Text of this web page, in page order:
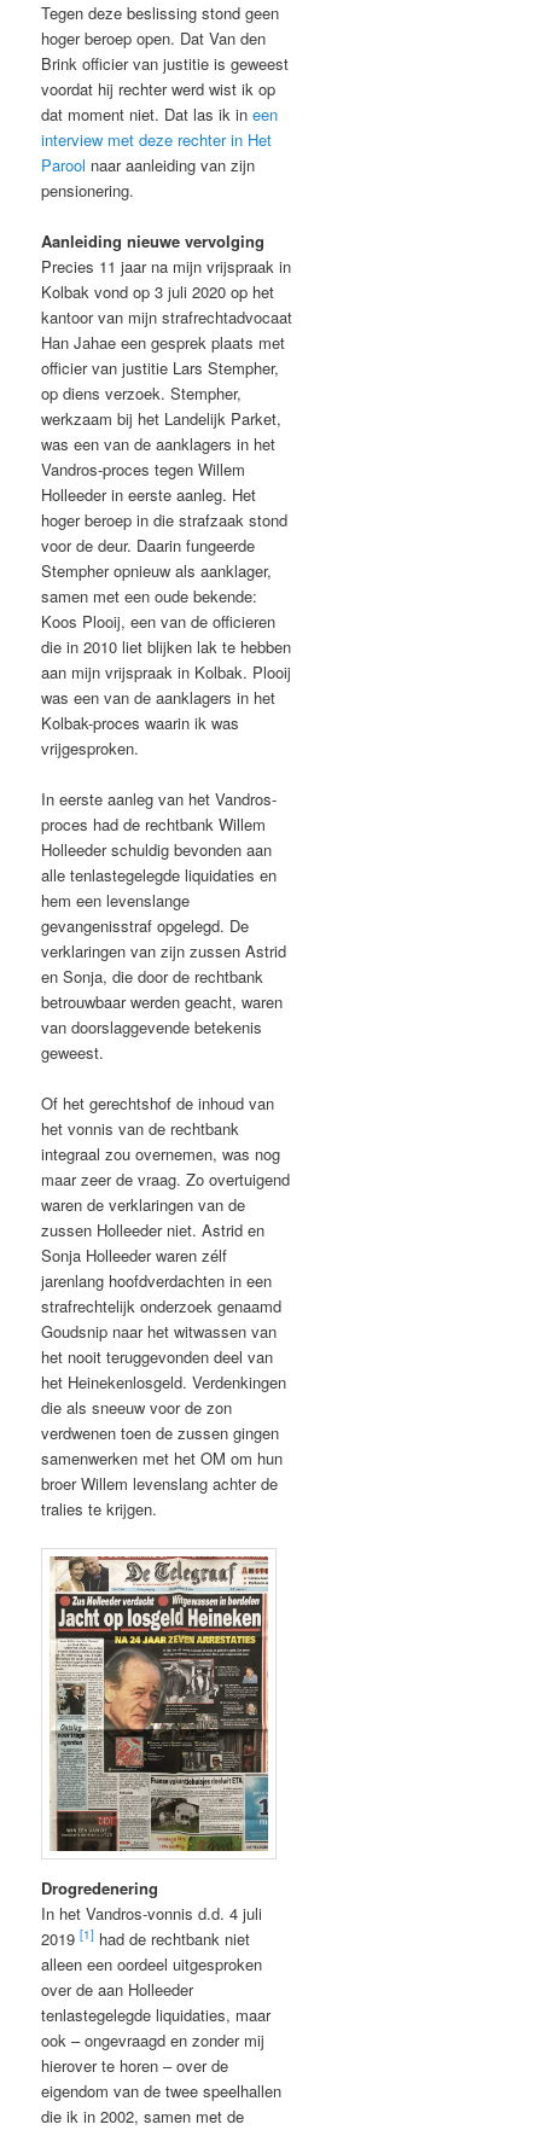
Tegen deze beslissing stond geen
hoger beroep open. Dat Van den
Brink officier van justitie is geweest
voordat hij rechter werd wist ik op
dat moment niet. Dat las ik ineen
interview met deze rechter in Het
Parool naar aanleiding van zijn
pensionering.
Aanleiding nieuwe vervolging
Precies 11 jaar na mijn vrijspraak in
Kolbak vond op 3 juli 2020 op het
kantoor van mijn strafrechtadvocaat
Han Jahae een gesprek plaats met
officier van justitie Lars Stempher,
op diens verzoek. Stempher,
werkzaam bij het Landelijk Parket,
was een van de aanklagers in het
Vandros-proces tegen Willem
Holleeder in eerste aanleg. Het
hoger beroep in die strafzaak stond
voor de deur. Daarin fungeerde
Stempher opnieuw als aanklager,
samen met een oude bekende:
Koos Plooij, een van de officieren
die in 2010 liet blijken lak te hebben
aan mijn vrijspraak in Kolbak. Plooij
was een van de aanklagers in het
Kolbak-proces waarin ik was
vrijgesproken.
In eerste aanleg van het Vandros-
proces had de rechtbank Willem
Holleeder schuldig bevonden aan
alle tenlastegelegde liquidaties en
hem een levenslange
gevangenisstraf opgelegd. De
verklaringen van zijn zussen Astrid
en Sonja, die door de rechtbank
betrouwbaar werden geacht, waren
van doorslaggevende betekenis
geweest.
Of het gerechtshof de inhoud van
het vonnis van de rechtbank
integraal zou overnemen, was nog
maar zeer de vraag. Zo overtuigend
waren de verklaringen van de
zussen Holleeder niet. Astrid en
Sonja Holleeder waren zélf
jarenlang hoofdverdachten in een
strafrechtelijk onderzoek genaamd
Goudsnip naar het witwassen van
het nooit teruggevonden deel van
het Heinekenlosgeld. Verdenkingen
die als sneeuw voor de zon
verdwenen toen de zussen gingen
samenwerken met het OM om hun
broer Willem levenslang achter de
tralies te krijgen.
Drogredenering
In het Vandros-vonnis d.d. 4 juli
2019[1] had de rechtbank niet
alleen een oordeel uitgesproken
over de aan Holleeder
tenlastegelegde liquidaties, maar
ook – ongevraagd en zonder mij
hierover te horen – over de
eigendom van de twee speelhallen
die ik in 2002, samen met de